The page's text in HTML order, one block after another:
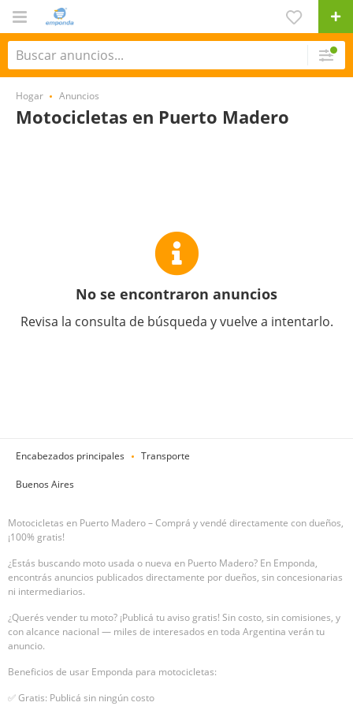
Hogar Anuncios
Motocicletas en Puerto Madero
No se encontraron anuncios
Revisa la consulta de búsqueda y vuelve a intentarlo.
Encabezados principales Transporte
Buenos Aires
Motocicletas en Puerto Madero – Comprá y vendé directamente con dueños,
¡100% gratis!
¿Estás buscando moto usada o nueva en Puerto Madero? En Emponda,
encontrás anuncios publicados directamente por dueños, sin concesionarias
ni intermediarios.
¿Querés vender tu moto? ¡Publicá tu aviso gratis! Sin costo, sin comisiones, y
con alcance nacional — miles de interesados en toda Argentina verán tu
anuncio.
Beneficios de usar Emponda para motocicletas:
✅ Gratis: Publicá sin ningún costo